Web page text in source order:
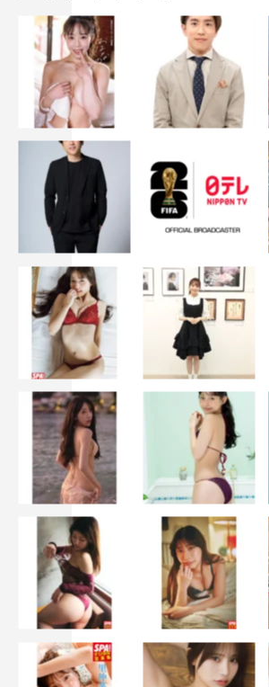
『テイオーの長い休日』©東海テレビ
そして、その日の撮影のクライマック
の上から海を見渡し、振り返りながら
ですね」と決めぜりふを言う設定のカ
面にまなざしを見据え、カメラに真っ
付けながら真相に迫るその映像は、ま
真骨頂。その場にいたスタッフ全員が
なシーンとなった。
午前中は小雨もパラつく様相だった現
雲が切れ、陽も差すようになってきた
み、カフェ・カーでおいしい飲み物も
スタッフたちの表情も明るい。天気の
まれていた。というのも、この日は「
を行っているという設定」での撮影だ
通常の撮影は、画面内に撮影機材や制
絶対に映りこまないように行われる。
の背景と、演技をする出演者だけだ。
変わるたびに、その場にいる何十人も